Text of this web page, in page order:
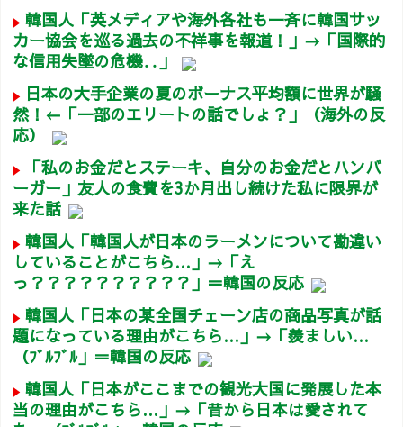
韓国人「英メディアや海外各社も一斉に韓国サッ
カー協会を巡る過去の不祥事を報道！」→「国際的
な信用失墜の危機‥」
日本の大手企業の夏のボーナス平均額に世界が騒
然！←「一部のエリートの話でしょ？」（海外の反
応）
「私のお金だとステーキ、自分のお金だとハンバ
ーガー」友人の食費を3か月出し続けた私に限界が
来た話
韓国人「韓国人が日本のラーメンについて勘違い
していることがこちら…」→「え
っ？？？？？？？？？？」＝韓国の反応
韓国人「日本の某全国チェーン店の商品写真が話
題になっている理由がこちら…」→「羨ましい…
（ﾌﾞﾙﾌﾞﾙ」＝韓国の反応
韓国人「日本がここまでの観光大国に発展した本
当の理由がこちら…」→「昔から日本は愛されて